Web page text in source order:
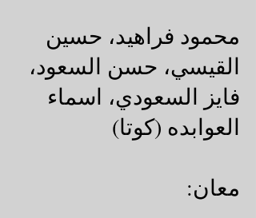
محمود فراهيد، حسين
القيسي، حسن السعود،
فايز السعودي، اسماء
العوابده (كوتا)
معان: